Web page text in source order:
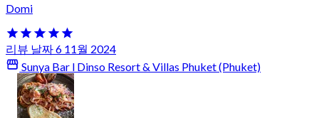
Domi
리뷰 날짜 6 11월 2024
Sunya Bar l Dinso Resort & Villas Phuket (Phuket)